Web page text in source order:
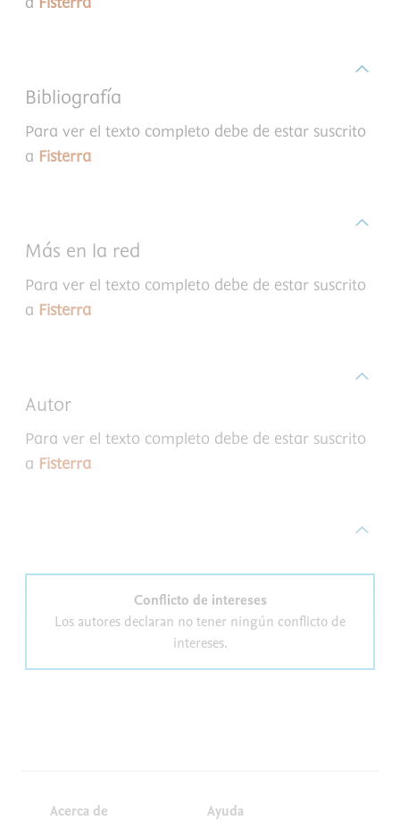
a Fisterra
Bibliografía
Para ver el texto completo debe de estar suscrito
a Fisterra
Más en la red
Para ver el texto completo debe de estar suscrito
a Fisterra
Autor
Para ver el texto completo debe de estar suscrito
a Fisterra
Conflicto de intereses
Los autores declaran no tener ningún conflicto de
intereses.
Acerca de
Ayuda